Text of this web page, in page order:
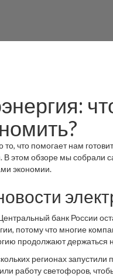
то, что помогает нам
В этом обзоре мы собрали
экономии.
банк России
потому что многие
продолжают держаться
регионах
работу светофоров,